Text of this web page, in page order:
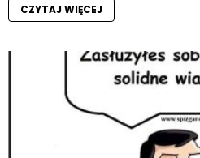
CZYTAJ WIĘCEJ